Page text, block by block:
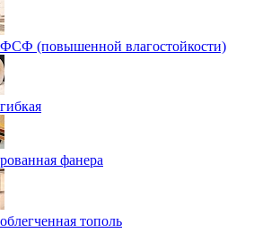
(повышенной влагостойкости)
фанера
тополь